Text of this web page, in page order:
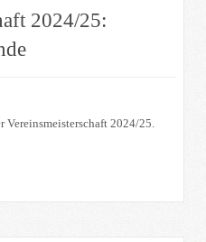
2024/25:
Vereinsmeisterschaft 2024/25.